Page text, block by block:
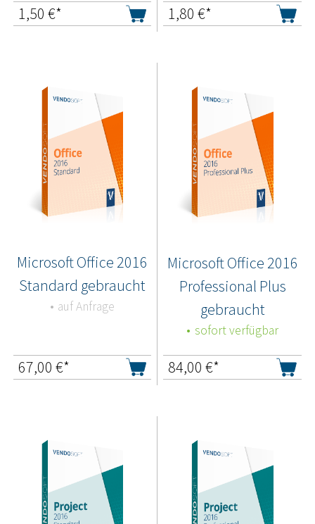
1,50 €* 1,80 €*
Microsoft Office 2016
Standard gebraucht
auf Anfrage
67,00 €*
Microsoft Office 2016
Professional Plus
gebraucht
sofort verfügbar
84,00 €*